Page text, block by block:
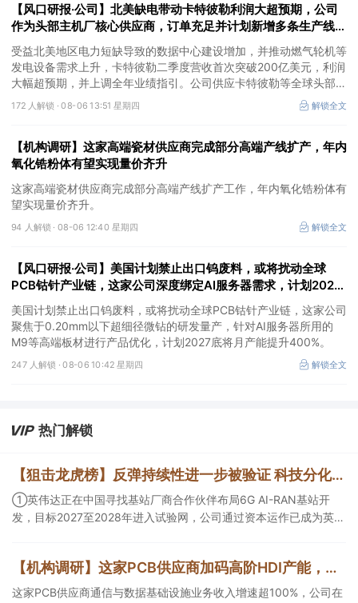
【风口研报·公司】北美缺电带动卡特彼勒利润大超预期，公司
作为头部主机厂核心供应商，订单充足并计划新增多条生产线，
有望抢抓算力备电新机
受益北美地区电力短缺导致的数据中心建设增加，并推动燃气轮机等
发电设备需求上升，卡特彼勒二季度营收首次突破200亿美元，利润
大幅超预期，并上调全年业绩指引。公司供应卡特彼勒等全球头部发
动机主机厂，产品订单充足，并计划2026年新增多条生产线，同时
海外泰国工厂建设顺利推进，有望抢抓算力备电新机，打开成长空
172 人解锁 ·08-06 13:51 星期四 解锁全文
【机构调研】这家高端瓷材供应商完成部分高端产线扩产，年内
氧化锆粉体有望实现量价齐升
这家高端瓷材供应商完成部分高端产线扩产工作，年内氧化锆粉体有
望实现量价齐升。
94 人解锁 · 08-06 12:40 星期四 解锁全文
【风口研报·公司】美国计划禁止出口钨废料，或将扰动全球
PCB钴针产业链，这家公司深度绑定AI服务器需求，计划2027
底将月产能提升400%
美国计划禁止出口钨废料，或将扰动全球PCB钴针产业链，这家公司
聚焦于0.20mm以下超细径微钻的研发量产，针对AI服务器所用的
M9等高端板材进行产品优化，计划2027底将月产能提升400%。
247 人解锁 ·08-06 10:42 星期四 解锁全文
热门解锁
【狙击龙虎榜】反弹持续性进一步被验证 科技分化中保持活跃市场彰显韧性
①英伟达正在中国寻找基站厂商合作伙伴布局6G AI-RAN基站开
发，目标2027至2028年进入试验网，公司通过资本运作已成为英伟
龙头进化为企业智能体经济的核心枢纽；③市场重组、股权转让暗
线涌动，该公司剥离亏损资产后“壳”属性进一步凸显。
【机构调研】这家PCB供应商加码高阶HDI产能，建成三条mSAP产线
这家PCB供应商通信与数据基础设施业务收入增速超100%，公司在